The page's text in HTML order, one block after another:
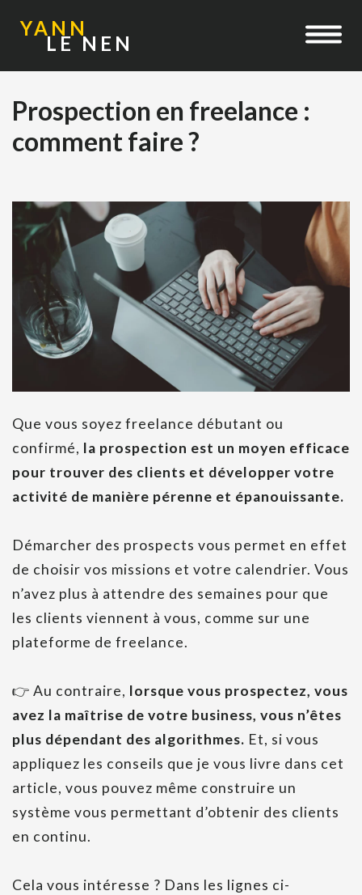
YANN
LE NEN
Prospection en freelance :
comment faire ?
Que vous soyez freelance débutant ou
confirmé, la prospection est un moyen efficace
pour trouver des clients et développer votre
activité de manière pérenne et épanouissante.
Démarcher des prospects vous permet en effet
de choisir vos missions et votre calendrier. Vous
n’avez plus à attendre des semaines pour que
les clients viennent à vous, comme sur une
plateforme de freelance.
👉 Au contraire, lorsque vous prospectez, vous
avez la maîtrise de votre business, vous n’êtes
plus dépendant des algorithmes. Et, si vous
appliquez les conseils que je vous livre dans cet
article, vous pouvez même construire un
système vous permettant d’obtenir des clients
en continu.
Cela vous intéresse ? Dans les lignes ci-